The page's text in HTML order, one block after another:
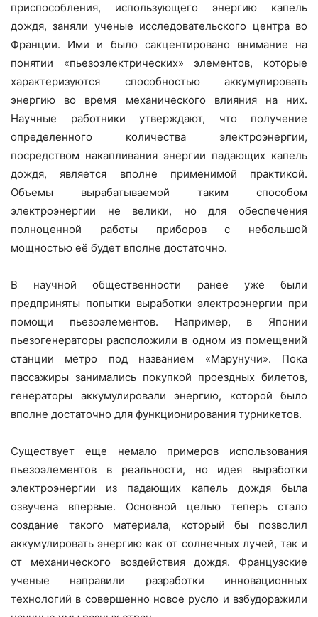
приспособления, использующего энергию капель
дождя, заняли ученые исследовательского центра во
Франции. Ими и было сакцентировано внимание на
понятии «пьезоэлектрических» элементов, которые
характеризуются способностью аккумулировать
энергию во время механического влияния на них.
Научные работники утверждают, что получение
определенного количества электроэнергии,
посредством накапливания энергии падающих капель
дождя, является вполне применимой практикой.
Объемы вырабатываемой таким способом
электроэнергии не велики, но для обеспечения
полноценной работы приборов с небольшой
мощностью её будет вполне достаточно.
В научной общественности ранее уже были
предприняты попытки выработки электроэнергии при
помощи пьезоэлементов. Например, в Японии
пьезогенераторы расположили в одном из помещений
станции метро под названием «Марунучи». Пока
пассажиры занимались покупкой проездных билетов,
генераторы аккумулировали энергию, которой было
вполне достаточно для функционирования турникетов.
Существует еще немало примеров использования
пьезоэлементов в реальности, но идея выработки
электроэнергии из падающих капель дождя была
озвучена впервые. Основной целью теперь стало
создание такого материала, который бы позволил
аккумулировать энергию как от солнечных лучей, так и
от механического воздействия дождя. Французские
ученые направили разработки инновационных
технологий в совершенно новое русло и взбудоражили